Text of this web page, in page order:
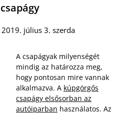
csapágy
július 3. szerda
A csapágyak milyenségét
mindig az határozza meg,
hogy pontosan mire vannak
alkalmazva. A kúpgörgős
csapágy elsősorban az
autóiparban használatos. Az